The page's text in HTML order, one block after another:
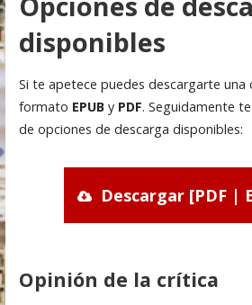
disponibles
Si te apetece puedes descargarte una
formato EPUBy PDF. Seguidamente
de opciones de descarga disponibles:
Descargar [PDF |
Opinión de la crítica